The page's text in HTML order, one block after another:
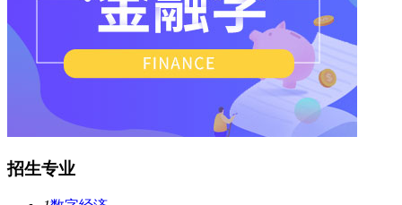
招生专业